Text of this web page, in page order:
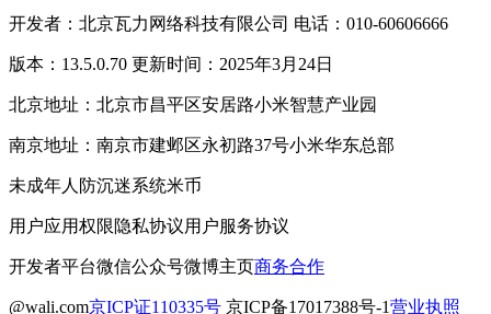
开发者：北京瓦力网络科技有限公司 电话：010-60606666
版本：13.5.0.70 更新时间：2025年3月24日
北京地址：北京市昌平区安居路小米智慧产业园
南京地址：南京市建邺区永初路37号小米华东总部
未成年人防沉迷系统米币
用户应用权限隐私协议用户服务协议
开发者平台微信公众号微博主页商务合作
@wali.com京ICP证110335号 京ICP备17017388号-1营业执照